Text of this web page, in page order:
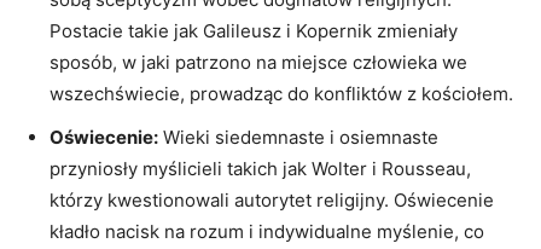
Postacie takie jak Galileusz i Kopernik​ zmieniały
sposób, ⁣w jaki ⁤patrzono na miejsce człowieka we
wszechświecie, ‍prowadząc ⁢do ⁤konfliktów z kościołem.
Oświecenie: Wieki siedemnaste i osiemnaste
przyniosły ⁣myślicieli ​takich⁣ jak Wolter i Rousseau,
którzy ‌kwestionowali autorytet⁢ religijny.⁣ Oświecenie⁢
kładło nacisk ‌na rozum i indywidualne myślenie, co